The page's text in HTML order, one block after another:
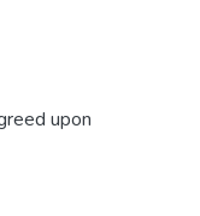
upon